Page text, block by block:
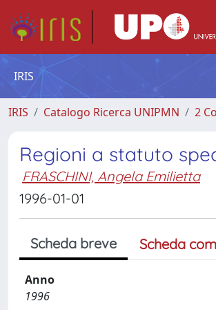
IRIS
IRIS Catalogo Ricerca UNIPMN 2
Regioni a statuto
FRASCHINI, Angela Emilietta
1996-01-01
Scheda breve Scheda
Anno
1996